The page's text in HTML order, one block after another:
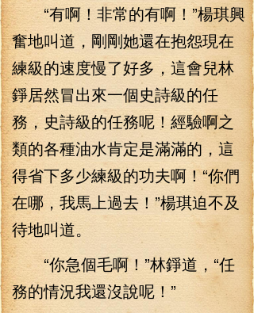
“有啊！非常的有啊！”楊琪興
奮地叫道，剛剛她還在抱怨現在
練級的速度慢了好多，這會兒林
錚居然冒出來一個史詩級的任
務，史詩級的任務呢！經驗啊之
類的各種油水肯定是滿滿的，這
得省下多少練級的功夫啊！“你們
在哪，我馬上過去！”楊琪迫不及
待地叫道。
“你急個毛啊！”林錚道，“任
務的情況我還沒說呢！”